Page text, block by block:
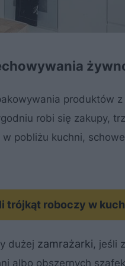
produktów
robi się zakupy,
w pobliżu kuchni,
trójkąt roboczy w
dużej zamrażarki, jeśli
albo obszernych